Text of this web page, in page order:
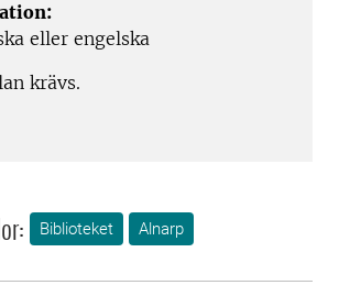
eller engelska
krävs.
Biblioteket Alnarp